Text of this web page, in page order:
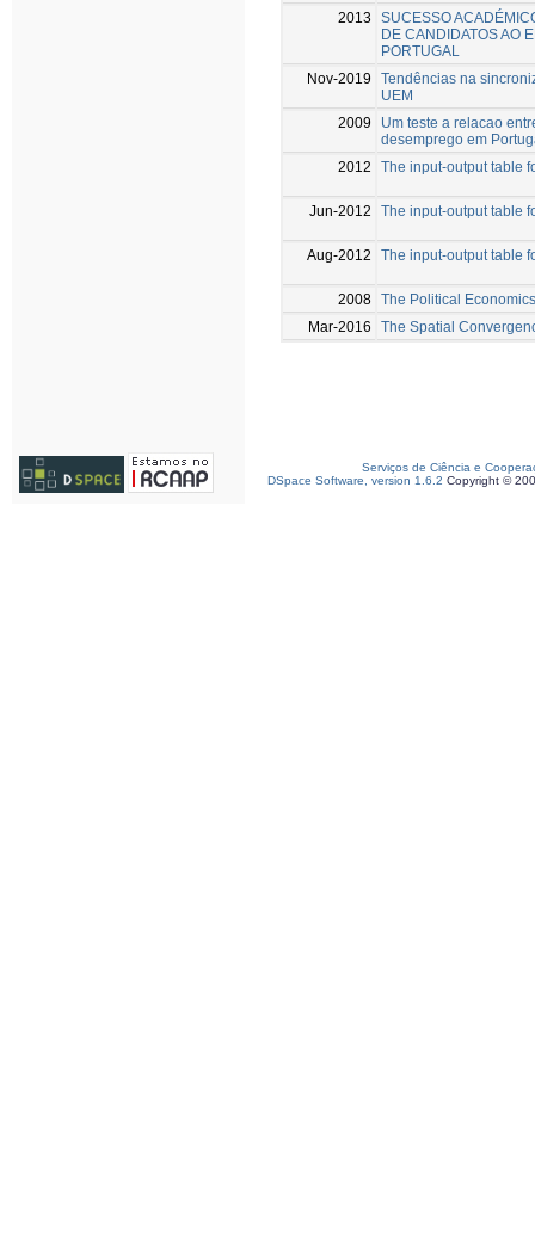
2013
SUCESSO
DE CANDIDATOS AO
PORTUGAL
Nov-2019
Tendências na
UEM
2009
Um teste a relacao
desemprego em
2012
The input-output table
Jun-2012 The input-output table
Aug-2012 The input-output table
2008 The Political
Mar-2016
The Spatial
Serviços de Ciência e
DSpace Software, version 1.6.2 Copyright ©